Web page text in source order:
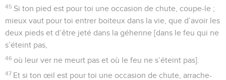
45 Si ton pied est pour toi une occasion de chute, coupe-le ;
mieux vaut pour toi entrer boiteux dans la vie, que d’avoir les
deux pieds et d’être jeté dans la géhenne [dans le feu qui ne
s’éteint pas,
46 où leur ver ne meurt pas et où le feu ne s’éteint pas].
47 Et si ton œil est pour toi une occasion de chute, arrache-